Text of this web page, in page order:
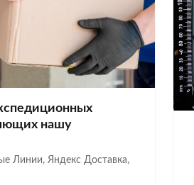
нашу
Линии, Яндекс Доставка,